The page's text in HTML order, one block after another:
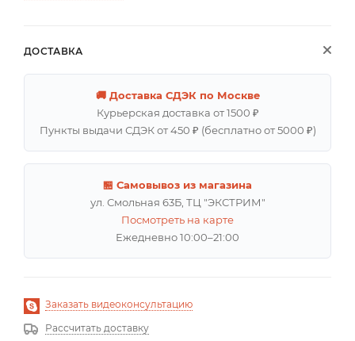
ДОСТАВКА
🚚 Доставка СДЭК по Москве
Курьерская доставка от 1500 ₽
Пункты выдачи СДЭК от 450 ₽ (бесплатно от 5000 ₽)
🏪 Самовывоз из магазина
ул. Смольная 63Б, ТЦ "ЭКСТРИМ"
Посмотреть на карте
Ежедневно 10:00–21:00
Заказать видеоконсультацию
Рассчитать доставку